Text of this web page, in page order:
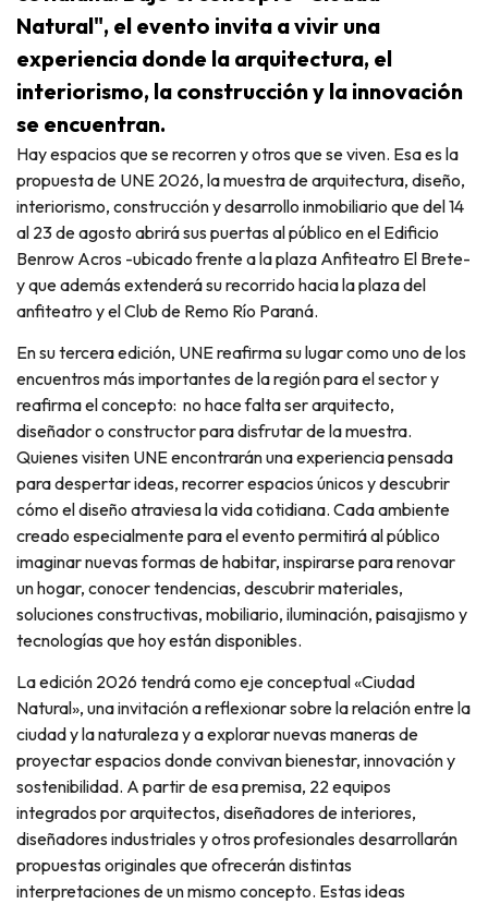
Natural", el evento invita a vivir una
experiencia donde la arquitectura, el
interiorismo, la construcción y la innovación
se encuentran.
Hay espacios que se recorren y otros que se viven. Esa es la
propuesta de UNE 2026, la muestra de arquitectura, diseño,
interiorismo, construcción y desarrollo inmobiliario que del 14
al 23 de agosto abrirá sus puertas al público en el Edificio
Benrow Acros -ubicado frente a la plaza Anfiteatro El Brete-
y que además extenderá su recorrido hacia la plaza del
anfiteatro y el Club de Remo Río Paraná.
En su tercera edición, UNE reafirma su lugar como uno de los
encuentros más importantes de la región para el sector y
reafirma el concepto: no hace falta ser arquitecto,
diseñador o constructor para disfrutar de la muestra.
Quienes visiten UNE encontrarán una experiencia pensada
para despertar ideas, recorrer espacios únicos y descubrir
cómo el diseño atraviesa la vida cotidiana. Cada ambiente
creado especialmente para el evento permitirá al público
imaginar nuevas formas de habitar, inspirarse para renovar
un hogar, conocer tendencias, descubrir materiales,
soluciones constructivas, mobiliario, iluminación, paisajismo y
tecnologías que hoy están disponibles.
La edición 2026 tendrá como eje conceptual «Ciudad
Natural», una invitación a reflexionar sobre la relación entre la
ciudad y la naturaleza y a explorar nuevas maneras de
proyectar espacios donde convivan bienestar, innovación y
sostenibilidad. A partir de esa premisa, 22 equipos
integrados por arquitectos, diseñadores de interiores,
diseñadores industriales y otros profesionales desarrollarán
propuestas originales que ofrecerán distintas
interpretaciones de un mismo concepto. Estas ideas